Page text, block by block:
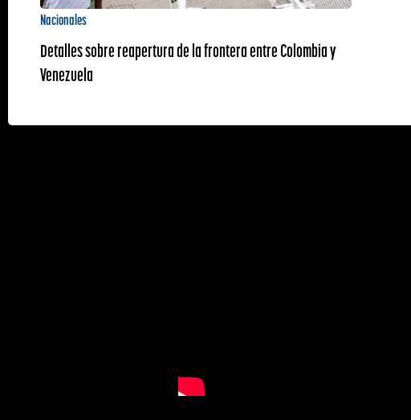
Nacionales
Detalles sobre reapertura de la frontera entre Colombia y
Venezuela